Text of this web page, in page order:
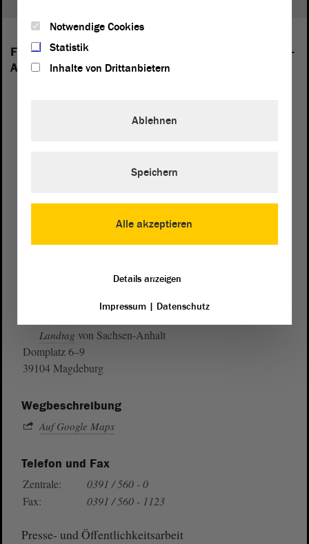
Folgende Fraktionen sind im Landtag von Sachsen-
Anhalt vertreten:
Landtag von Sachsen-Anhalt
Domplatz 6–9
39104 Magdeburg
Wegbeschreibung
Auf Google Maps
Telefon und Fax
Zentrale:
0391 / 560 - 0
Fax:
0391 / 560 - 1123
Presse- und Öffentlichkeitsarbeit
Notwendige Cookies
Statistik
Inhalte von Drittanbietern
Alle akzeptieren
Ablehnen
Speichern
Details anzeigen
Impressum| Datenschutz